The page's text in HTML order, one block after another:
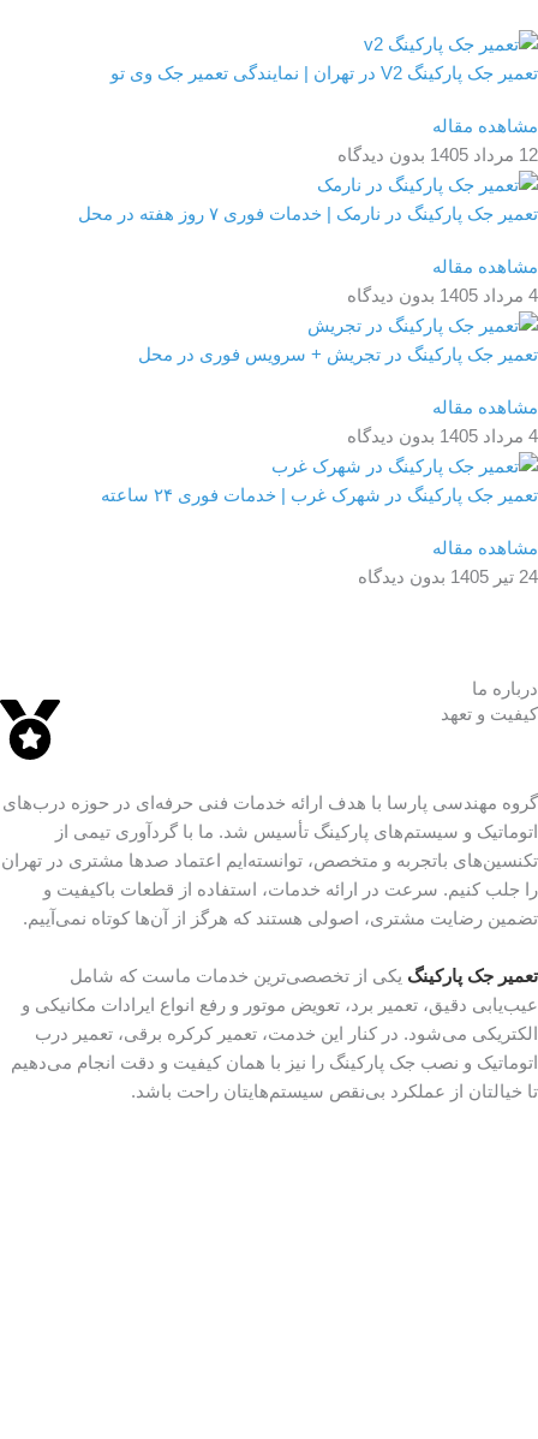
تعمیر جک پارکینگ V2 در تهران | نمایندگی تعمیر جک وی تو
مشاهده مقاله
12 مرداد 1405
بدون دیدگاه
تعمیر جک پارکینگ در نارمک | خدمات فوری ۷ روز هفته در محل
مشاهده مقاله
4 مرداد 1405
بدون دیدگاه
تعمیر جک پارکینگ در تجریش + سرویس فوری در محل
مشاهده مقاله
4 مرداد 1405
بدون دیدگاه
تعمیر جک پارکینگ در شهرک غرب | خدمات فوری ۲۴ ساعته
مشاهده مقاله
24 تیر 1405
بدون دیدگاه
درباره ما
کیفیت و تعهد
گروه مهندسی پارسا با هدف ارائه خدمات فنی حرفه‌ای در حوزه درب‌های
اتوماتیک و سیستم‌های پارکینگ تأسیس شد. ما با گردآوری تیمی از
تکنسین‌های باتجربه و متخصص، توانسته‌ایم اعتماد صدها مشتری در تهران
را جلب کنیم. سرعت در ارائه خدمات، استفاده از قطعات باکیفیت و
تضمین رضایت مشتری، اصولی هستند که هرگز از آن‌ها کوتاه نمی‌آییم.
تعمیر جک پارکینگ یکی از تخصصی‌ترین خدمات ماست که شامل
عیب‌یابی دقیق، تعمیر برد، تعویض موتور و رفع انواع ایرادات مکانیکی و
الکتریکی می‌شود. در کنار این خدمت، تعمیر کرکره برقی، تعمیر درب
اتوماتیک و نصب جک پارکینگ را نیز با همان کیفیت و دقت انجام می‌دهیم
تا خیالتان از عملکرد بی‌نقص سیستم‌هایتان راحت باشد.